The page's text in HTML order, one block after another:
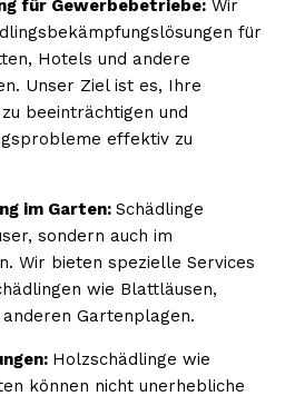
für Gewerbebetriebe: Wir
für
Hotels und andere
Unser Ziel ist es, Ihre
beeinträchtigen und
effektiv zu
im Garten: Schädlinge
sondern auch im
Wir bieten spezielle Services
wie Blattläusen,
Gartenplagen.
Holzschädlinge wie
können nicht unerhebliche